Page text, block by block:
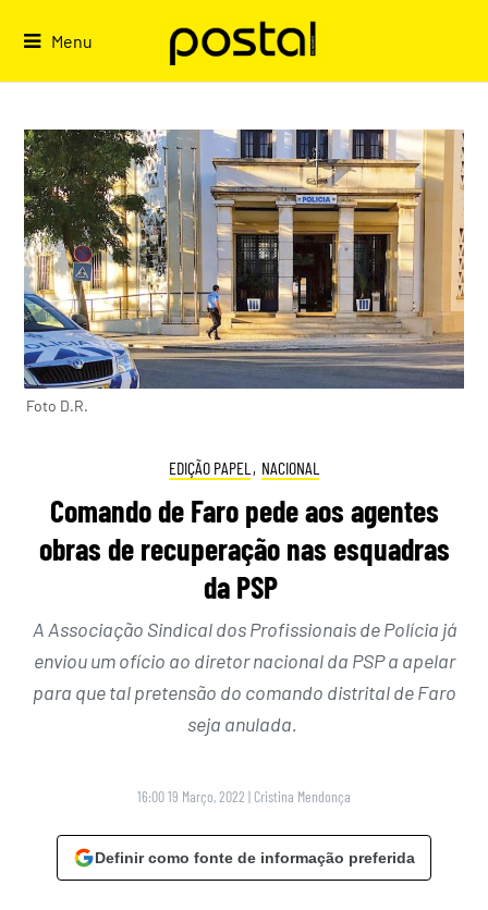
Menu
Foto D.R.
EDIÇÃO PAPEL , NACIONAL
Comando de Faro pede aos agentes
obras de recuperação nas esquadras
da PSP
A Associação Sindical dos Profissionais de Polícia já
enviou um ofício ao diretor nacional da PSP a apelar
para que tal pretensão do comando distrital de Faro
seja anulada.
16:00 19 Março, 2022 | Cristina Mendonça
Definir como fonte de informação preferida